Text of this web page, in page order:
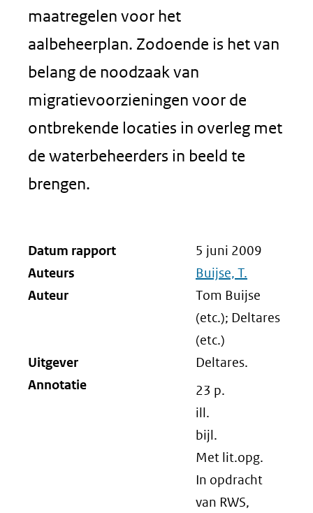
maatregelen voor het
aalbeheerplan. Zodoende is het van
belang de noodzaak van
migratievoorzieningen voor de
ontbrekende locaties in overleg met
de waterbeheerders in beeld te
brengen.
Datum rapport
5 juni 2009
Auteurs
Buijse, T.
Auteur
Tom Buijse
(etc.); Deltares
(etc.)
Uitgever
Deltares.
Annotatie
23 p.
ill.
bijl.
Met lit.opg.
In opdracht
van RWS,